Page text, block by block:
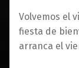
Volvemos el
fiesta de
arranca el